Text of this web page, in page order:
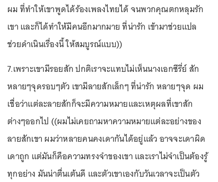
ผม ที่ทำให้เขาพูดได้ร้องเพลงไทยได้ จนพวกคุณตกหลุมรัก
เขา และก็ได้ทำให้มีคนอีกมากมาย ที่น่ารัก เข้ามาช่วยแปล
ช่วยดำเนินเรื่องนี้ ให้สมบูรณ์แบบ))
7.เพราะเขามีรอยสัก ปกติเราจะแทบไม่เห็นนางเอกซีรี่ย์ สัก
หลายๆจุดรอบๆตัว เขามีลายสักเล็กๆ ที่น่ารัก หลายๆจุด ผม
เชื่อว่าแต่ละลายสักก็จะมีความหมายและเหตุผลที่เขาสัก
ต่างๆออกไป ((ผมไม่เคยถามหาความหมายแต่ละอย่างของ
ลายสักเขา ผมว่าหลายคนคงเดากันได้อยู่แล้ว อาจจะเดาผิด
เดาถูก แต่มันก็คือความทรงจำของเขา และเราไม่จำเป็นต้องรู้
ทุกอย่าง มันน่าตื่นเต้นดี และตัวเขาเองกับวันเวลาจะเป็นตัว